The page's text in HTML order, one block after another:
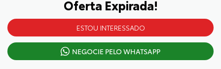
Oferta Expirada!
ESTOU INTERESSADO
NEGOCIE PELO WHATSAPP